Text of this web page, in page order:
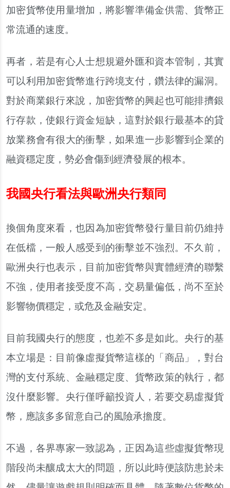
加密貨幣使用量增加，將影響準備金供需、貨幣正
常流通的速度。
再者，若是有心人士想規避外匯和資本管制，其實
可以利用加密貨幣進行跨境支付，鑽法律的漏洞。
對於商業銀行來說，加密貨幣的興起也可能排擠銀
行存款，使銀行資金短缺，這對於銀行最基本的貸
放業務會有很大的衝擊，如果進一步影響到企業的
融資穩定度，勢必會傷到經濟發展的根本。
我國央行看法與歐洲央行類同
換個角度來看，也因為加密貨幣發行量目前仍維持
在低檔，一般人感受到的衝擊並不強烈。不久前，
歐洲央行也表示，目前加密貨幣與實體經濟的聯繫
不強，使用者接受度不高，交易量偏低，尚不至於
影響物價穩定，或危及金融安定。
目前我國央行的態度，也差不多是如此。央行的基
本立場是：目前像虛擬貨幣這樣的「商品」，對台
灣的支付系統、金融穩定度、貨幣政策的執行，都
沒什麼影響。央行僅呼籲投資人，若要交易虛擬貨
幣，應該多多留意自己的風險承擔度。
不過，各界專家一致認為，正因為這些虛擬貨幣現
階段尚未釀成太大的問題，所以此時便該防患於未